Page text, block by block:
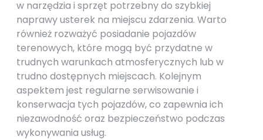
w narzędzia i sprzęt potrzebny do szybkiej
naprawy usterek na miejscu zdarzenia. Warto
również rozważyć posiadanie pojazdów
terenowych, które mogą być przydatne w
trudnych warunkach atmosferycznych lub w
trudno dostępnych miejscach. Kolejnym
aspektem jest regularne serwisowanie i
konserwacja tych pojazdów, co zapewnia ich
niezawodność oraz bezpieczeństwo podczas
wykonywania usług.